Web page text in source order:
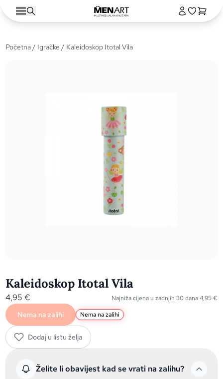
Početna/ Igračke / Kaleidoskop Itotal Vila
Kaleidoskop Itotal Vila
4,95€ Najniža cijena u zadnjih 30 dana4,95€
Nema na zalihi Nema na zalihi
Dodaj u listu želja
Želite li obavijest kad se vrati na zalihu?